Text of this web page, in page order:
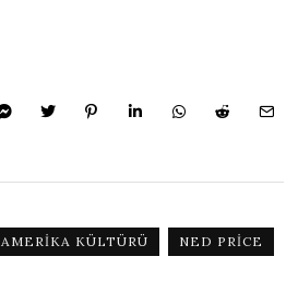
AMERIKA KÜLTÜRÜ NED PRICE